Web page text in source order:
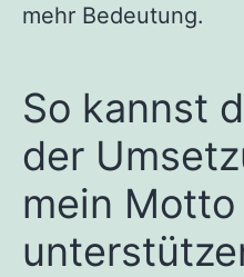
mehr Bedeutung.
So kannst
der
mein